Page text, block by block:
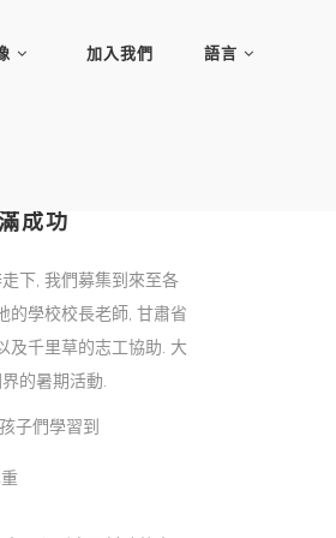
加入我們 語言
成功
下, 我們募集到來至各
的學校校長老師, 甘肅省
及千里草的志工協助. 大
的暑期活動.
子們學習到